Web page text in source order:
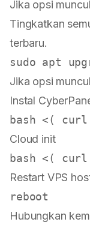
Jika opsi
Tingkatkan
terbaru.
Jika opsi
Instal
Cloud init
Restart VPS
Hubungkan